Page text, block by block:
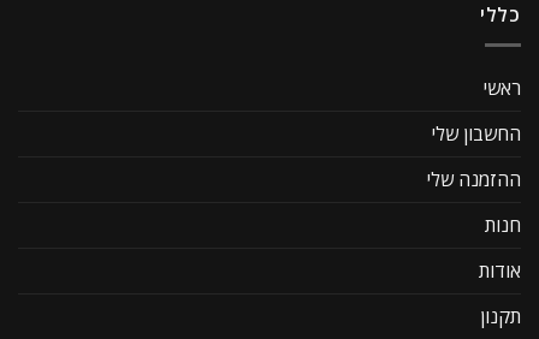
כללי
ראשי
החשבון שלי
ההזמנה שלי
חנות
אודות
תקנון